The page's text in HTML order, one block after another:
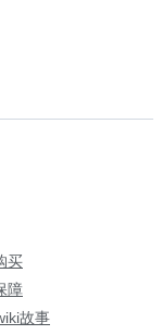
买
障
故事